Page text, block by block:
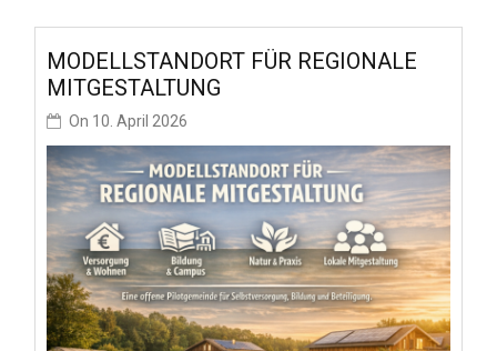
MODELLSTANDORT FÜR REGIONALE
MITGESTALTUNG
On 10. April 2026